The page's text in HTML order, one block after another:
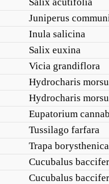
Juniperus
Inula salicina
Salix euxina
Vicia grandiflora
Hydrocharis
Hydrocharis
Eupatorium
Tussilago farfara
Trapa borysthenica
Cucubalus baccifer
Cucubalus baccifer